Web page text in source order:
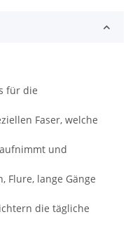
für die
Faser, welche
und
Flure, lange Gänge
die tägliche